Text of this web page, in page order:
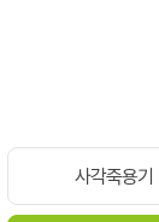
사각죽용기